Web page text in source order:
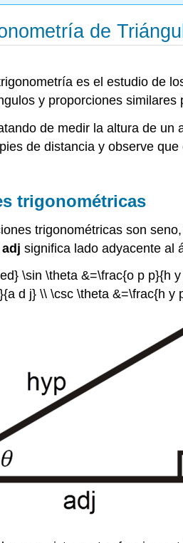
de
es el estudio de
y proporciones
de medir la altura de
de distancia y observe
trigonométricas
trigonométricas son
adj significa lado adyacente al
\sin \theta &=\frac{o p p}{h
d j} \\ \csc \theta &=\frac{h y